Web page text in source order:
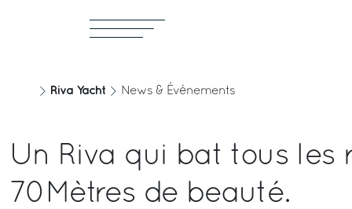
Riva Yacht News & Événements
Un Riva qui bat tous les
70Mètres de beauté.